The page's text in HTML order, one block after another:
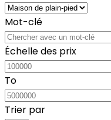
Mot-clé
Échelle des prix
To
Trier par